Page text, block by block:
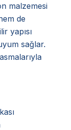
malzemesi
de
yapısı
sağlar.